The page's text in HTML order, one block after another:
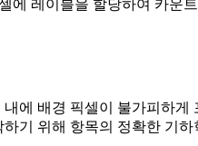
에 레이블을 할당하여 카운
에 배경 픽셀이 불가피하게
기 위해 항목의 정확한 기하